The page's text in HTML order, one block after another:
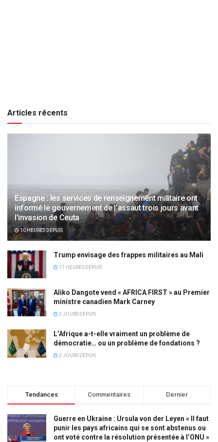
Articles récents
Espagne : les services de renseignement militaire ont
informé le gouvernement de l’assaut trois jours avant
l’invasion de Ceuta
10 HEURES DEPUIS
Trump envisage des frappes militaires au Mali
17 HEURES DEPUIS
Aliko Dangote vend « AFRICA FIRST » au Premier
ministre canadien Mark Carney
2 JOURS DEPUIS
L’Afrique a-t-elle vraiment un problème de
démocratie… ou un problème de fondations ?
2 JOURS DEPUIS
Tendances Commentaires Dernier
Guerre en Ukraine : Ursula von der Leyen « Il faut
punir les pays africains qui se sont abstenus ou
ont voté contre la résolution présentée à l’ONU »